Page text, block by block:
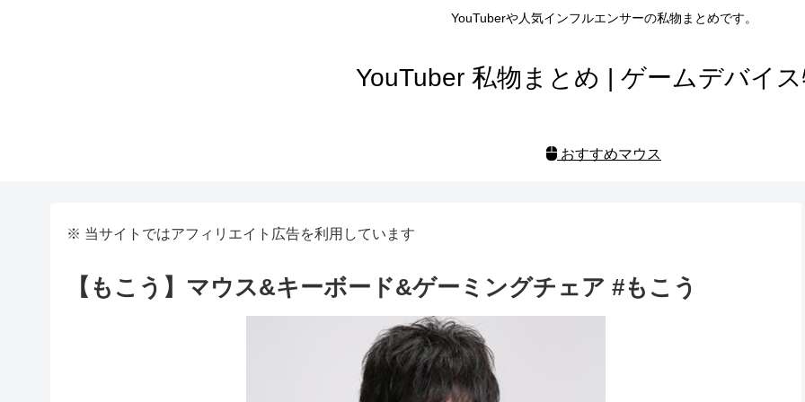
YouTuberや人気インフルエンサーの私物まとめです。
YouTuber 私物まとめ | ゲームデバイ
おすすめマウス
※ 当サイトではアフィリエイト広告を利用しています
【もこう】マウス&キーボード&ゲーミングチェア #もこう